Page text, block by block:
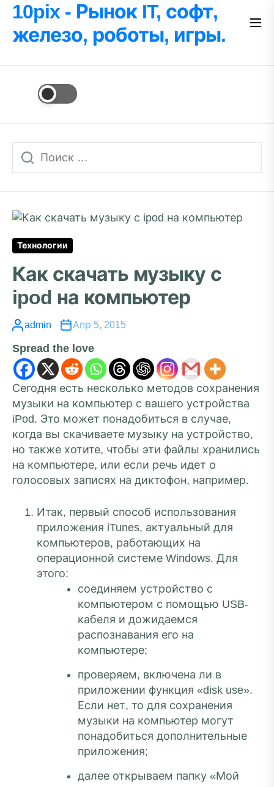
Перейти
содержимому
10pix - Рынок IT, софт,
железо, роботы, игры.
Технологии
Как скачать музыку с
ipod на компьютер
admin Апр 5, 2015
Spread the love
Сегодня есть несколько методов сохранения
музыки на компьютер с вашего устройства
iPod. Это может понадобиться в случае,
когда вы скачиваете музыку на устройство,
но также хотите, чтобы эти файлы хранились
на компьютере, или если речь идет о
голосовых записях на диктофон, например.
Итак, первый способ использования
приложения iTunes, актуальный для
компьютеров, работающих на
операционной системе Windows. Для
этого:
соединяем устройство с
компьютером с помощью USB-
кабеля и дожидаемся
распознавания его на
компьютере;
проверяем, включена ли в
приложении функция «disk use».
Если нет, то для сохранения
музыки на компьютер могут
понадобиться дополнительные
приложения;
далее открываем папку «Мой